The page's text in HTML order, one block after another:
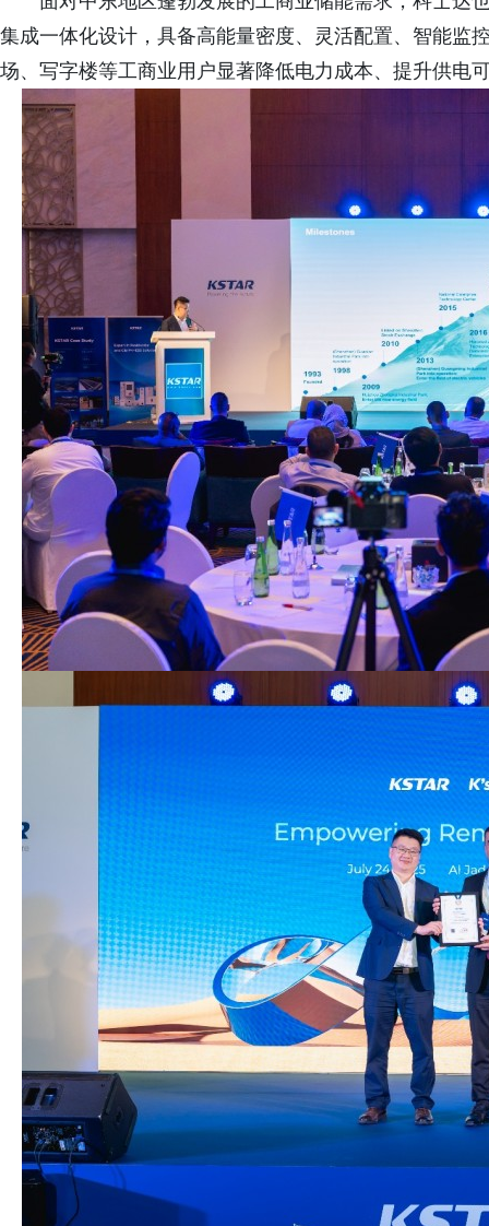
集成一体化设计，具备高能量密度、灵活配置、智能监
场、写字楼等工商业用户显著降低电力成本、提升供电